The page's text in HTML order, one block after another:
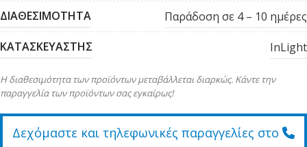
ΔΙΑΘΕΣΙΜΟΤΗΤΑ Παράδοση σε 4 – 10 ημέρες
ΚΑΤΑΣΚΕΥΑΣΤΗΣ InLight
Η διαθεσιμότητα των προϊόντων μεταβάλλεται διαρκώς. Κάντε την
παραγγελία των προϊόντων σας εγκαίρως!
Δεχόμαστε και τηλεφωνικές παραγγελίες στο